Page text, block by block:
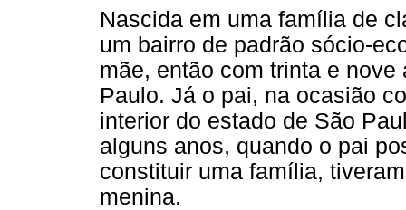
Nascida em uma família de
um bairro de padrão sócio-
mãe, então com trinta e
Paulo. Já o pai, na ocasião
interior do estado de São
alguns anos, quando o pai
constituir uma família,
menina.